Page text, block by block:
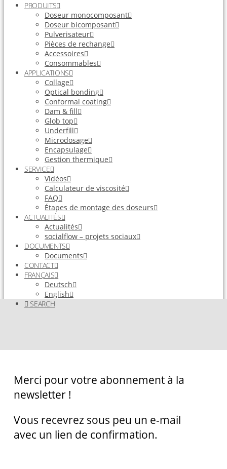
PRODUITS
Doseur monocomposant
Doseur bicomposant
Pulverisateur
Pièces de rechange
Accessoires
Consommables
APPLICATIONS
Collage
Optical bonding
Conformal coating
Dam & fill
Glob top
Underfill
Microdosage
Encapsulage
Gestion thermique
SERVICE
Vidéos
Calculateur de viscosité
FAQ
Étapes de montage des doseurs
ACTUALITÉS
Actualités
socialflow – projets sociaux
DOCUMENTS
Documents
CONTACT
FRANÇAIS
Deutsch
English
SEARCH
Merci pour votre abonnement à la
newsletter !
Vous recevrez sous peu un e-mail
avec un lien de confirmation.